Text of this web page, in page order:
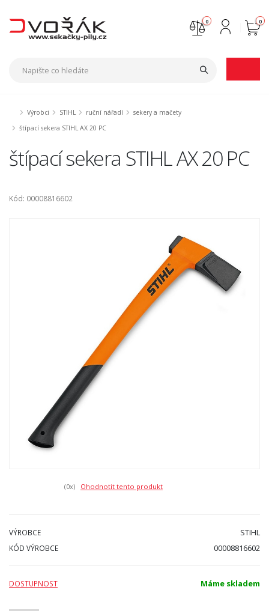
0
0
Výrobci STIHL ruční nářadí
sekery a mačety
štípací sekera STIHL AX 20 PC
štípací sekera STIHL AX 20 PC
Kód: 00008816602
(0x) Ohodnotit tento produkt
VÝROBCE STIHL
KÓD VÝROBCE 00008816602
DOSTUPNOST Máme skladem